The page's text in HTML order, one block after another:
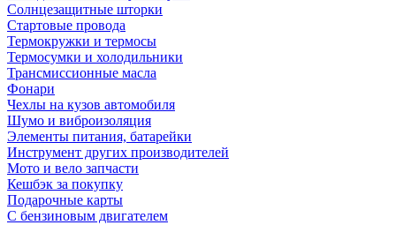
Солнцезащитные шторки
Стартовые провода
Термокружки и термосы
Термосумки и холодильники
Трансмиссионные масла
Фонари
Чехлы на кузов автомобиля
Шумо и виброизоляция
Элементы питания, батарейки
Инструмент других производителей
Мото и вело запчасти
Кешбэк за покупку
Подарочные карты
С бензиновым двигателем